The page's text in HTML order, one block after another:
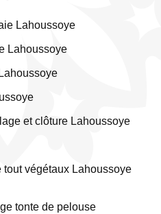
Lahoussoye
Lahoussoye
et clôture Lahoussoye
végétaux Lahoussoye
tonte de pelouse